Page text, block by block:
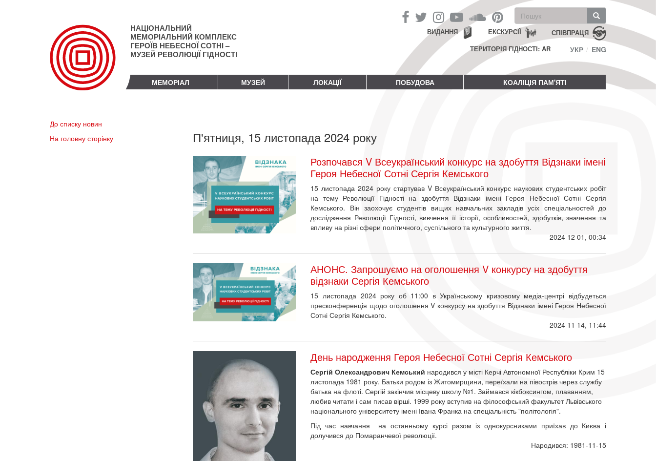
НАЦІОНАЛЬНИЙ
МЕМОРІАЛЬНИЙ КОМПЛЕКС
ГЕРОЇВ НЕБЕСНОЇ СОТНІ –
МУЗЕЙ РЕВОЛЮЦІЇ ГІДНОСТІ
Пошукова
форма
Пошук СПІВПРАЦЯ
ЕКСКУРСІЇ
ВИДАННЯ
ТЕРИТОРІЯ ГІДНОСТІ: AR
УКР ENG
МЕМОРІАЛ МУЗЕЙ ЛОКАЦІЇ ПОБУДОВА КОАЛІЦІЯ ПАМ'ЯТІ
До списку новин
На головну сторінку
П'ятниця, 15 листопада 2024 року
Розпочався V Всеукраїнський конкурс на здобуття Відзнаки імені
Героя Небесної Сотні Сергія Кемського
15 листопада 2024 року стартував V Всеукраїнський конкурс наукових студентських робіт
на тему Революції Гідності на здобуття Відзнаки імені Героя Небесної Сотні Сергія
Кемського. Він заохочує студентів вищих навчальних закладів усіх спеціальностей до
дослідження Революції Гідності, вивчення її історії, особливостей, здобутків, значення та
впливу на різні сфери політичного, суспільного та культурного життя.
2024 12 01, 00:34
АНОНС. Запрошуємо на оголошення V конкурсу на здобуття
відзнаки Сергія Кемського
15 листопада 2024 року об 11:00 в Українському кризовому медіа-центрі відбудеться
пресконференція щодо оголошення V конкурсу на здобуття Відзнаки імені Героя Небесної
Сотні Сергія Кемського.
2024 11 14, 11:44
День народження Героя Небесної Сотні Сергія Кемського
Сергій Олександрович Кемський народився у місті Керчі Автономної Республіки Крим 15
листопада 1981 року. Батьки родом із Житомирщини, переїхали на півострів через службу
батька на флоті. Сергій закінчив місцеву школу №1. Займався кікбоксингом, плаванням,
любив читати і сам писав вірші. 1999 року вступив на філософський факультет Львівського
національного університету імені Івана Франка на спеціальність "політологія".
Під час навчання на останньому курсі разом із однокурсниками приїхав до Києва і
долучився до Помаранчевої революції.
Народився: 1981-11-15